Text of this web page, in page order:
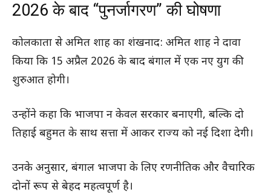
2026 के बाद “पुनर्जागरण” की घोषणा
कोलकाता से अमित शाह का शंखनाद: अमित शाह ने दावा
किया कि 15 अप्रैल 2026 के बाद बंगाल में एक नए युग की
शुरुआत होगी।
उन्होंने कहा कि भाजपा न केवल सरकार बनाएगी, बल्कि दो
तिहाई बहुमत के साथ सत्ता में आकर राज्य को नई दिशा देगी।
उनके अनुसार, बंगाल भाजपा के लिए रणनीतिक और वैचारिक
दोनों रूप से बेहद महत्वपूर्ण है।